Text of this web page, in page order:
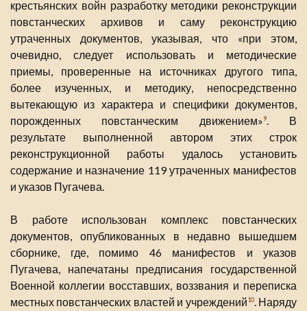
крестьянских войн разработку методики реконструкции
повстанческих архивов и саму реконструкцию
утраченных документов, указывая, что «при этом,
очевидно, следует использовать и методические
приемы, проверенные на источниках другого типа,
более изученных, и методику, непосредственно
вытекающую из характера и специфики документов,
порожденных повстанческим движением»9. В
результате выполненной автором этих строк
реконструкционной работы удалось установить
содержание и назначение 119 утраченных манифестов
и указов Пугачева.
В работе использован комплекс повстанческих
документов, опубликованных в недавно вышедшем
сборнике, где, помимо 46 манифестов и указов
Пугачева, напечатаны предписания государственной
Военной коллегии восставших, воззвания и переписка
местных повстанческих властей и учреждений10. Наряду